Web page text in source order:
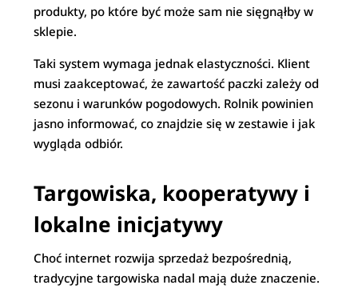
produkty, po które być może sam nie sięgnąłby w
sklepie.
Taki system wymaga jednak elastyczności. Klient
musi zaakceptować, że zawartość paczki zależy od
sezonu i warunków pogodowych. Rolnik powinien
jasno informować, co znajdzie się w zestawie i jak
wygląda odbiór.
Targowiska, kooperatywy i
lokalne inicjatywy
Choć internet rozwija sprzedaż bezpośrednią,
tradycyjne targowiska nadal mają duże znaczenie.